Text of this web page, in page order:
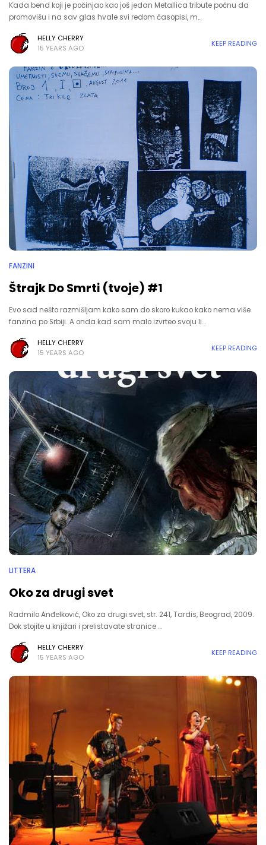
Kada bend koji je počinjao kao još jedan Metallica tribute počnu da
promovišu i na sav glas hvale svi redom časopisi, m…
HELLY CHERRY
15 YEARS AGO
KEEP READING
FANZINI
Štrajk Do Smrti (tvoje) #1
Evo sad nešto razmišljam kako sam do skoro kukao kako nema više
fanzina po Srbiji. A onda kad sam malo izvrteo svoju li…
HELLY CHERRY
15 YEARS AGO
KEEP READING
LITTERA
Oko za drugi svet
Radmilo Anđelković, Oko za drugi svet, str. 241, Tardis, Beograd, 2009.
Dok stojite u knjižari i prelistavate stranice …
HELLY CHERRY
15 YEARS AGO
KEEP READING